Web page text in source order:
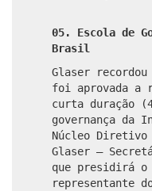
05. Escola de
Brasil
Glaser
foi aprovada a
curta duração
governança da
Núcleo Diretivo
Glaser –
que presidirá o
representante